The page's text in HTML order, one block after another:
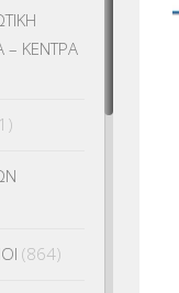
– ΚΕΝΤΡΑ
(864)